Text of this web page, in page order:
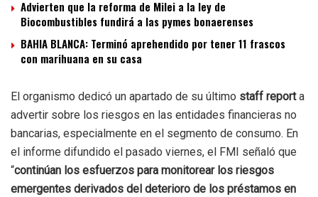
Advierten que la reforma de Milei a la ley de
Biocombustibles fundirá a las pymes bonaerenses
BAHIA BLANCA: Terminó aprehendido por tener 11 frascos
con marihuana en su casa
El organismo dedicó un apartado de su último staff reporta
advertir sobre los riesgos en las entidades financieras no
bancarias, especialmente en el segmento de consumo. En
el informe difundido el pasado viernes, el FMI señaló que
“continúan los esfuerzos para monitorear los riesgos
emergentes derivados del deterioro de los préstamos en